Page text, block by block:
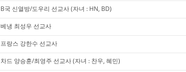
B국 신열방/도우리 선교사 (자녀 : HN, BD)
베냉 최성우 선교사
프랑스 강한수 선교사
차드 양승훈/최영주 선교사 (자녀 : 찬우, 혜민)